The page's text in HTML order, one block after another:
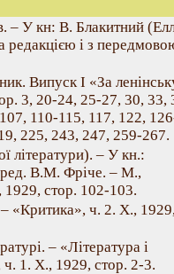
– У кн: В. Блакитний
редакцією і з
Випуск І «За
3, 20-24, 25-27, 30, 33,
110-115, 117, 122,
225, 243, 247, 259-267.
літератури). – У кн.:
В.M. Фріче. – M.,
стор. 102-103.
«Критика», ч. 2. X.,
– «Література і
1. X., 1929, стор. 2-3.